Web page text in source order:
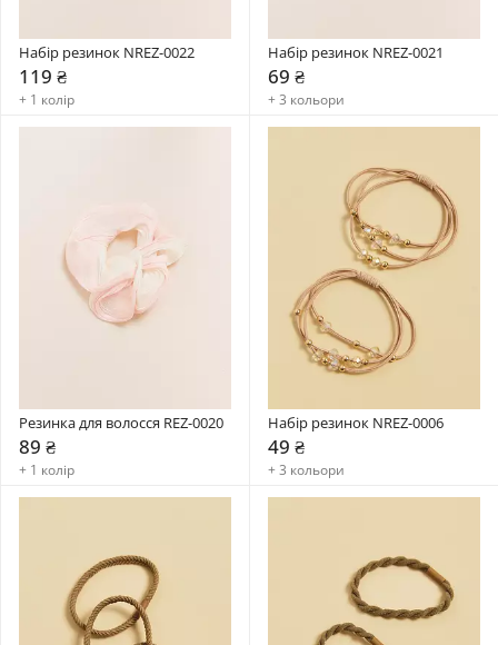
Набір резинок NREZ-0022
119 ₴
+ 1 колір
Набір резинок NREZ-0021
69 ₴
+ 3 кольори
Резинка для волосся REZ-0020
89 ₴
+ 1 колір
Набір резинок NREZ-0006
49 ₴
+ 3 кольори